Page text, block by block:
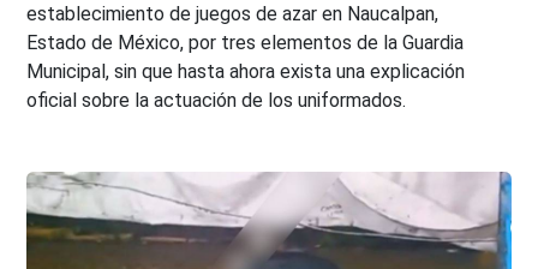
establecimiento de juegos de azar en Naucalpan,
Estado de México, por tres elementos de la Guardia
Municipal, sin que hasta ahora exista una explicación
oficial sobre la actuación de los uniformados.